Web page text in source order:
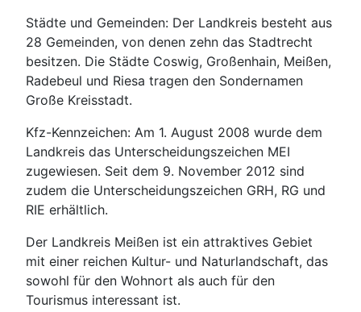
Städte und Gemeinden: Der Landkreis besteht aus
28 Gemeinden, von denen zehn das Stadtrecht
besitzen. Die Städte Coswig, Großenhain, Meißen,
Radebeul und Riesa tragen den Sondernamen
Große Kreisstadt.
Kfz-Kennzeichen: Am 1. August 2008 wurde dem
Landkreis das Unterscheidungszeichen MEI
zugewiesen. Seit dem 9. November 2012 sind
zudem die Unterscheidungszeichen GRH, RG und
RIE erhältlich.
Der Landkreis Meißen ist ein attraktives Gebiet
mit einer reichen Kultur- und Naturlandschaft, das
sowohl für den Wohnort als auch für den
Tourismus interessant ist.